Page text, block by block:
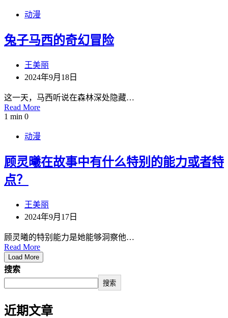
动漫
兔子马西的奇幻冒险
王美丽
2024年9月18日
这一天，马西听说在森林深处隐藏…
Read More
1 min 0
动漫
顾灵曦在故事中有什么特别的能力或者特
点？
王美丽
2024年9月17日
顾灵曦的特别能力是她能够洞察他…
Read More
Load More
搜索
搜索
近期文章